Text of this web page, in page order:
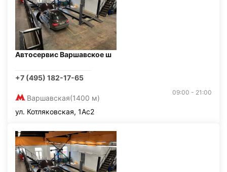
Автосервис Варшавское ш
+7 (495) 182-17-65
Варшавская(1400 м)
09:00 - 21:00
ул. Котляковская, 1Ас2